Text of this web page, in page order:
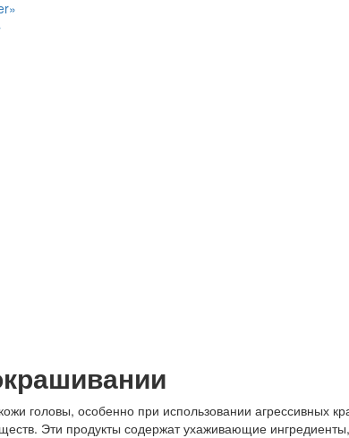
головы, особенно при использовании агрессивных
Эти продукты содержат ухаживающие